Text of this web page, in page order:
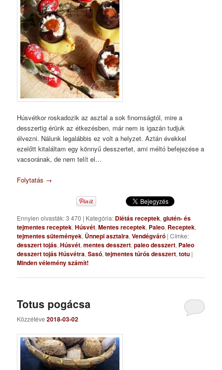
Húsvétkor roskadozik az asztal a sok finomságtól, mire a
desszertig érünk az étkezésben, már nem is igazán tudjuk
élvezni. Nálunk legalábbis ez volt a helyzet. Aztán évekkel
ezelőtt kitaláltam egy könnyű desszertet, ami méltó befejezése a
vacsorának, de nem telít el…
Folytatás →
Ennyien olvasták: 3 470 | Kategória: Diétás receptek,glutén- és
tejmentes receptek,Húsvét,Mentes receptek, Paleo, Receptek,
tejmentes sütemények, Ünnepi asztalra,Vendégváró |Címke:
desszert tojás,Húsvét,mentes desszert,paleo desszert, Paleo
desszert tojás Húsvétra,Sasó,tejmentes túrós desszert,totu |
Minden vélemény számít!
Totus pogácsa
Közzétéve2018-03-02